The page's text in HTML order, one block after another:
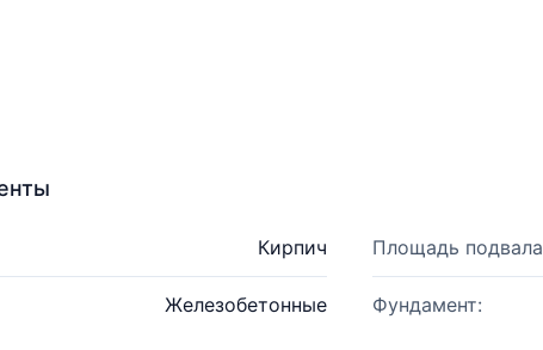
Кирпич Площадь
Железобетонные Фундамент: